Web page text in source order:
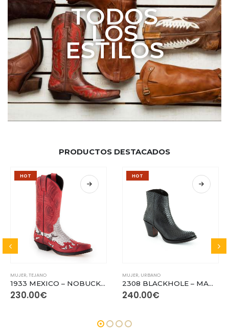
TODOS
LOS
ESTILOS
PRODUCTOS DESTACADOS
HOT
MUJER,TEJANO
1933 MEXICO – NOBUCK / GRABADO SERPIENTE
230.00€
HOT
MUJER, URBANO
2308 BLACKHOLE – MADRID BLACK
240.00€